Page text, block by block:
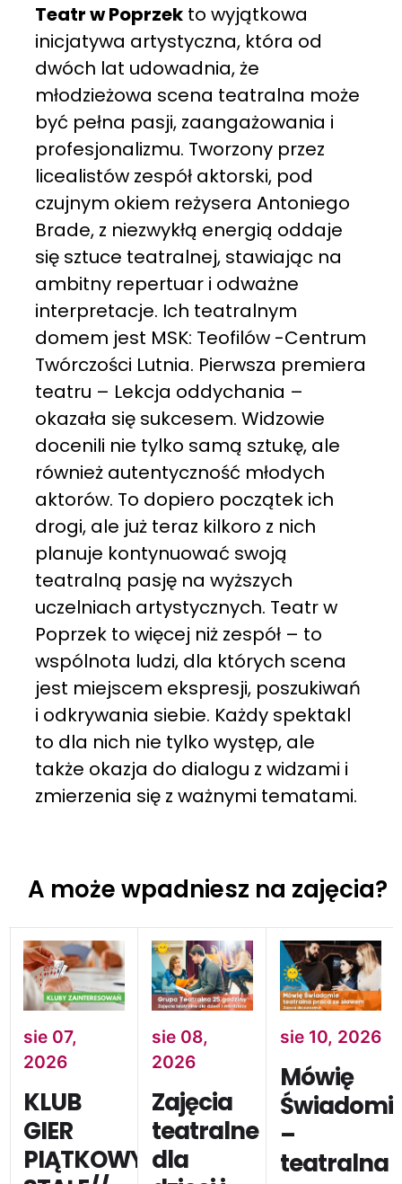
Teatr w Poprzekto wyjątkowa
inicjatywa artystyczna, która od
dwóch lat udowadnia, że
młodzieżowa scena teatralna może
być pełna pasji, zaangażowania i
profesjonalizmu. Tworzony przez
licealistów zespół aktorski, pod
czujnym okiem reżysera Antoniego
Brade, z niezwykłą energią oddaje
się sztuce teatralnej, stawiając na
ambitny repertuar i odważne
interpretacje. Ich teatralnym
domem jest MSK: Teofilów -Centrum
Twórczości Lutnia. Pierwsza premiera
teatru – Lekcja oddychania –
okazała się sukcesem. Widzowie
docenili nie tylko samą sztukę, ale
również autentyczność młodych
aktorów. To dopiero początek ich
drogi, ale już teraz kilkoro z nich
planuje kontynuować swoją
teatralną pasję na wyższych
uczelniach artystycznych. Teatr w
Poprzek to więcej niż zespół – to
wspólnota ludzi, dla których scena
jest miejscem ekspresji, poszukiwań
i odkrywania siebie. Każdy spektakl
to dla nich nie tylko występ, ale
także okazja do dialogu z widzami i
zmierzenia się z ważnymi tematami.
A może wpadniesz na zajęcia?
sie 07,
2026
KLUB
GIER
PIĄTKOWYCH//ZAJĘCIA
sie 08,
2026
Zajęcia
teatralne
dla
sie 10, 2026
Mówię
–
teatralna